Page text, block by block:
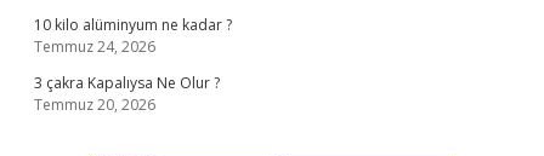
10 kilo alüminyum ne kadar ?
Temmuz 24, 2026
3 çakra Kapalıysa Ne Olur ?
Temmuz 20, 2026